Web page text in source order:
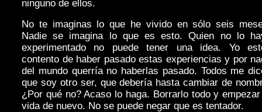
ninguno de ellos.
No te imaginas lo que he vivido en sólo seis
Nadie se imagina lo que es esto. Quien no lo
experimentado no puede tener una idea. Yo
contento de haber pasado estas experiencias y por
del mundo querría no haberlas pasado. Todos me
que soy otro ser, que debería hasta cambiar de
¿Por qué no? Acaso lo haga. Borrarlo todo y
vida de nuevo. No se puede negar que es tentador.